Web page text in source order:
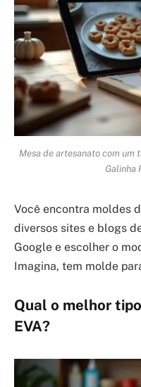
Mesa de artesanato com
Galinha
Você encontra moldes
diversos sites e blogs
Google e escolher o
Imagina, tem molde
Qual o melhor
EVA?